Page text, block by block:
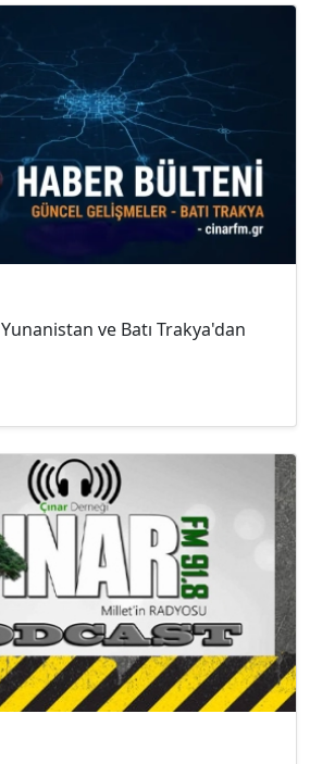
ve Batı Trakya'dan